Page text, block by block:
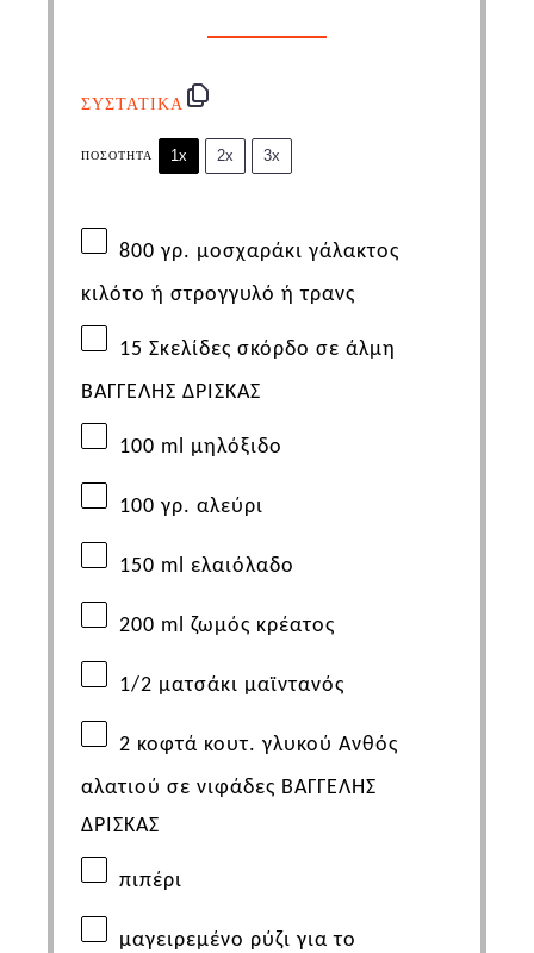
ΣΥΣΤΑΤΙΚΑ
ΠΟΣΌΤΗΤΑ 1x 2x 3x
800 γρ. μοσχαράκι γάλακτος
κιλότο ή στρογγυλό ή τρανς
15 Σκελίδες σκόρδο σε άλμη
ΒΑΓΓΕΛΗΣ ΔΡΙΣΚΑΣ
100 ml μηλόξιδο
100 γρ. αλεύρι
150 ml ελαιόλαδο
200 ml ζωμός κρέατος
1/2 ματσάκι μαϊντανός
2 κοφτά κουτ. γλυκού Ανθός
αλατιού σε νιφάδες ΒΑΓΓΕΛΗΣ
ΔΡΙΣΚΑΣ
πιπέρι
μαγειρεμένο ρύζι για το